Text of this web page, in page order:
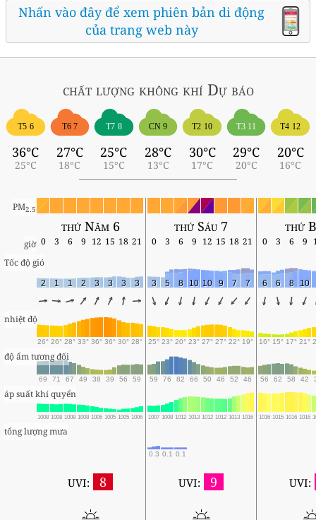
Nhấn vào đây để xem phiên bản di động
của trang web này
chất lượng không khí Dự báo
T5 6
36°C
25°C
T6 7
27°C
18°C
T7 8
25°C
15°C
CN 9
28°C
13°C
T2 10
30°C
17°C
T3 11
29°C
20°C
T4 12
20°C
16°C
PM2.5
thứ Năm 6 thứ Sáu 7 thứ
giờ 0 3 6 9 12 15 18 21 0 3 6 9 12 15 18 21 0 3 6 9
Tốc độ gió
2 1 1 2 3 3 3 3 3 5 8 10 10 9 7 7 6 6 8 10
nhiệt độ
26° 26° 28° 33° 36° 36° 30° 28° 25° 23° 20° 23° 27° 27° 22° 19° 16° 15° 17° 21°
độ ẩm tương đối
69 71 67 49 38 39 56 59 59 76 82 66 50 46 52 46 56 62 58 42
áp suất khí quyển
1008 1008 1008 1008 1006 1005 1005 1006 1007 1008 1012 1013 1012 1012 1013 1016 1016 1015 1016 1016
tổng lượng mưa
0.3 0.1 0.1
UVI: 8 UVI: 9 UVI: